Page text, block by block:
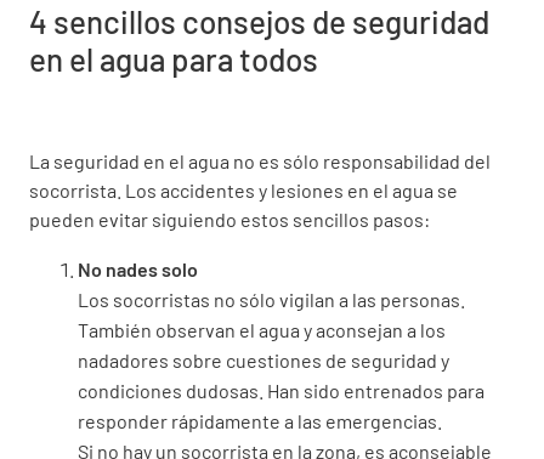
4 sencillos consejos de seguridad
en el agua para todos
La seguridad en el agua no es sólo responsabilidad del
socorrista. Los accidentes y lesiones en el agua se
pueden evitar siguiendo estos sencillos pasos:
No nades solo
Los socorristas no sólo vigilan a las personas.
También observan el agua y aconsejan a los
nadadores sobre cuestiones de seguridad y
condiciones dudosas. Han sido entrenados para
responder rápidamente a las emergencias.
Si no hay un socorrista en la zona, es aconsejable